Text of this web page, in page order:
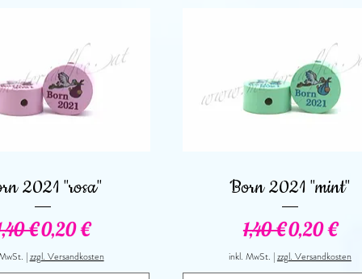
Schnellansicht
2021 "rosa"
€Sale-Preis
0,20 €
|zzgl. Versandkosten
Schnellansicht
Born 2021 "mint"
Standardpreis
1,40 €Sale-
0,20 €
inkl. MwSt. |zzgl. Versandkosten